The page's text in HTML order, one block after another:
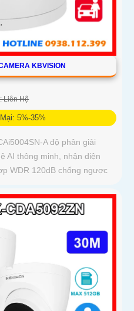
KBVISION
Liên Hệ
5%-35%
A độ phân giải
AI thông minh, nhận diện
WDR 120dB chống ngược